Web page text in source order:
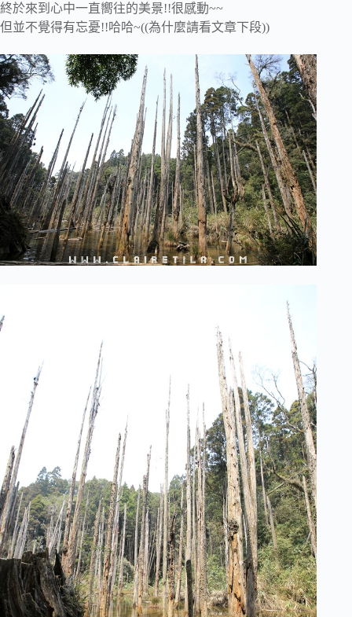
終於來到心中一直嚮往的美景!!很感動~~
但並不覺得有忘憂!!哈哈~((為什麼請看文章下段))